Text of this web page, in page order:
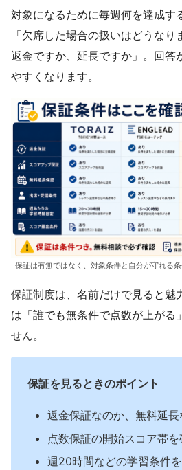
対象になるために毎週何を達成す
「欠席した場合の扱いはどうなり
返金ですか、延長ですか」。回答
やすくなります。
保証は有無ではなく、対象条件と自分が守れる条
保証制度は、名前だけで見ると魅
は「誰でも無条件で点数が上がる
せん。
保証を見るときのポイント
返金保証なのか、無料延
点数保証の開始スコア帯を
週20時間などの学習条件